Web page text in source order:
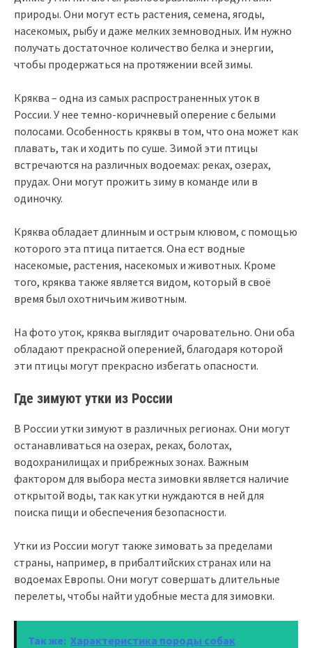
природы. Они могут есть растения, семена, ягоды,
насекомых, рыбу и даже мелких земноводных. Им нужно
получать достаточное количество белка и энергии,
чтобы продержаться на протяжении всей зимы.
Кряква – одна из самых распространенных уток в
России. У нее темно-коричневый оперение с белыми
полосами. Особенность кряквы в том, что она может как
плавать, так и ходить по суше. Зимой эти птицы
встречаются на различных водоемах: реках, озерах,
прудах. Они могут прожить зиму в команде или в
одиночку.
Кряква обладает длинным и острым клювом, с помощью
которого эта птица питается. Она ест водные
насекомые, растения, насекомых и животных. Кроме
того, кряква также является видом, который в своё
время был охотничьим животным.
На фото уток, кряква выглядит очаровательно. Они оба
обладают прекрасной оперенией, благодаря которой
эти птицы могут прекрасно избегать опасности.
Где зимуют утки из России
В России утки зимуют в различных регионах. Они могут
останавливаться на озерах, реках, болотах,
водохранилищах и прибрежных зонах. Важным
фактором для выбора места зимовки является наличие
открытой воды, так как утки нуждаются в ней для
поиска пищи и обеспечения безопасности.
Утки из России могут также зимовать за пределами
страны, например, в прибалтийских странах или на
водоемах Европы. Они могут совершать длительные
перелеты, чтобы найти удобные места для зимовки.
Так же: Характеристика породы собак